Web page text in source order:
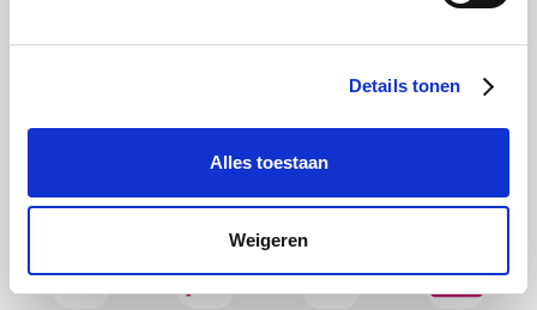
Details tonen
Alles toestaan
Weigeren
Samsung Delonghi Tennis Point My Jewellery